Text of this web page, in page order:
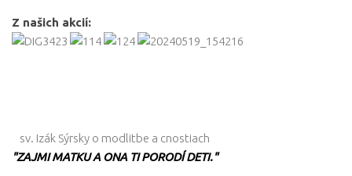
Z našich akcií:
sv. Izák Sýrsky o modlitbe a cnostiach
"ZAJMI MATKU A ONA TI PORODÍ DETI."